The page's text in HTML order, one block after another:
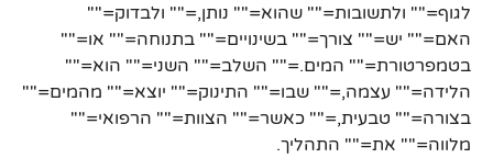
לגוף="" ולתשובות="" שהוא="" נותן,="" ולבדוק=""
האם="" יש="" צורך="" בשינויים="" בתנוחה="" או=""
בטמפרטורת="" המים.="" השלב="" השני="" הוא=""
הלידה="" עצמה,="" שבו="" התינוק="" יוצא="" מהמים=""
בצורה="" טבעית,="" כאשר="" הצוות="" הרפואי=""
מלווה="" את="" התהליך.